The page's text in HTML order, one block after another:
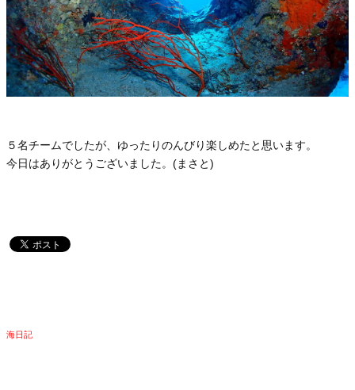
５名チームでしたが、ゆったりのんびり楽しめたと思います。
今日はありがとうございました。(まさと)
海日記